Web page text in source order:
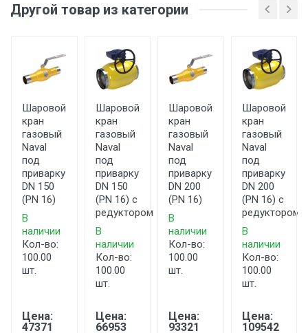
Другой товар из категории
Шаровой
кран
газовый
Naval
под
приварку
DN 150
(PN 16)
В
наличии
Кол-во:
100.00
шт.
Цена:
47371
Шаровой
кран
газовый
Naval
под
приварку
DN 150
(PN 16) с
редуктором
В
наличии
Кол-во:
100.00
шт.
Цена:
66953
Шаровой
кран
газовый
Naval
под
приварку
DN 200
(PN 16)
В
наличии
Кол-во:
100.00
шт.
Цена:
93321
Шаровой
кран
газовый
Naval
под
приварку
DN 200
(PN 16) с
редуктором
В
наличии
Кол-во:
100.00
шт.
Цена:
109542